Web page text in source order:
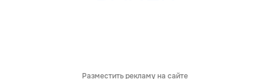
Разместить рекламу на сайте